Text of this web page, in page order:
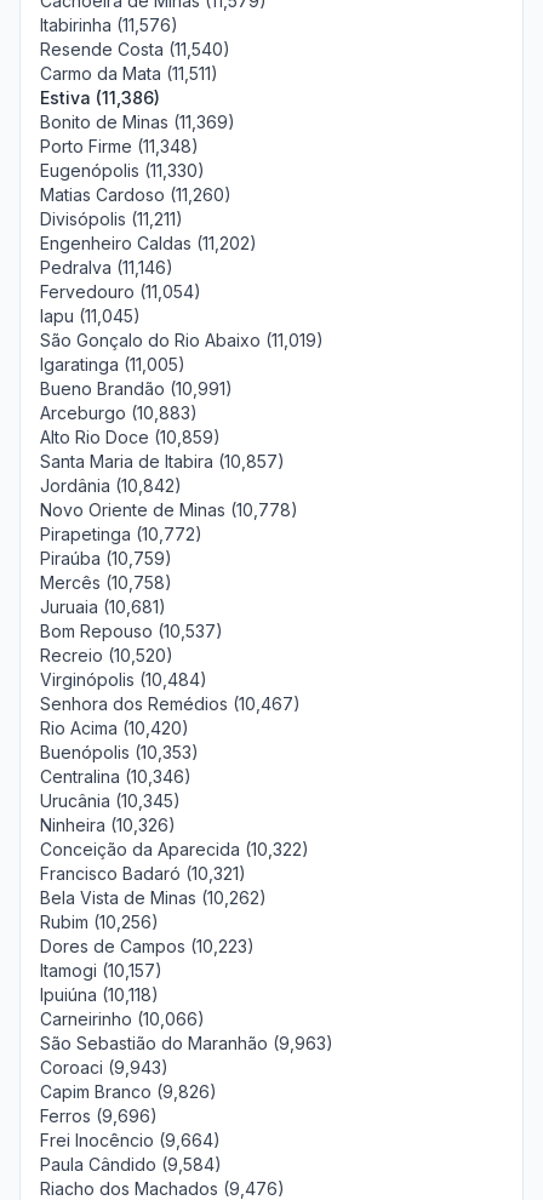
Itabirinha (11,576)
Resende Costa (11,540)
Carmo da Mata (11,511)
Estiva (11,386)
Bonito de Minas (11,369)
Porto Firme (11,348)
Eugenópolis (11,330)
Matias Cardoso (11,260)
Divisópolis (11,211)
Engenheiro Caldas (11,202)
Pedralva (11,146)
Fervedouro (11,054)
Iapu (11,045)
São Gonçalo do Rio Abaixo (11,019)
Igaratinga (11,005)
Bueno Brandão (10,991)
Arceburgo (10,883)
Alto Rio Doce (10,859)
Santa Maria de Itabira (10,857)
Jordânia (10,842)
Novo Oriente de Minas (10,778)
Pirapetinga (10,772)
Piraúba (10,759)
Mercês (10,758)
Juruaia (10,681)
Bom Repouso (10,537)
Recreio (10,520)
Virginópolis (10,484)
Senhora dos Remédios (10,467)
Rio Acima (10,420)
Buenópolis (10,353)
Centralina (10,346)
Urucânia (10,345)
Ninheira (10,326)
Conceição da Aparecida (10,322)
Francisco Badaró (10,321)
Bela Vista de Minas (10,262)
Rubim (10,256)
Dores de Campos (10,223)
Itamogi (10,157)
Ipuiúna (10,118)
Carneirinho (10,066)
São Sebastião do Maranhão (9,963)
Coroaci (9,943)
Capim Branco (9,826)
Ferros (9,696)
Frei Inocêncio (9,664)
Paula Cândido (9,584)
Riacho dos Machados (9,476)